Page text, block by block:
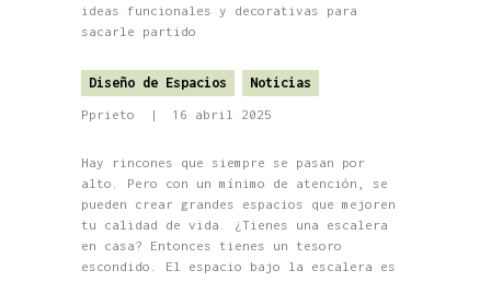
Diseño de Espacios Noticias
Pprieto 16 abril 2025
Hay rincones que siempre se pasan por
alto. Pero con un mínimo de atención, se
pueden crear grandes espacios que mejoren
tu calidad de vida. ¿Tienes una escalera
en casa? Entonces tienes un tesoro
escondido. El espacio bajo la escalera es